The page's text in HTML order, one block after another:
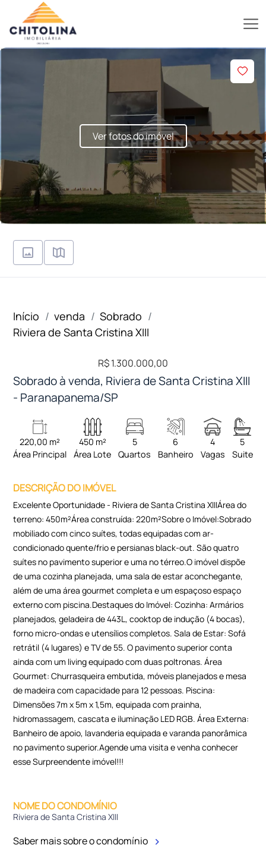
Ver fotos do imóvel
Início venda
Sobrado
Riviera de Santa Cristina XIII
R$ 1.300.000,00
Sobrado à venda, Riviera de Santa Cristina XIII
- Paranapanema/SP
220,00 m²
Área Principal
450 m²
Área Lote
5
Quartos
6
Banheiro
4
Vagas
5
Suite
DESCRIÇÃO DO IMÓVEL
Excelente Oportunidade - Riviera de Santa Cristina XIIIÁrea do
terreno: 450m²Área construída: 220m²Sobre o Imóvel:Sobrado
mobiliado com cinco suítes, todas equipadas com ar-
condicionado quente/frio e persianas black-out. São quatro
suítes no pavimento superior e uma no térreo.O imóvel dispõe
de uma cozinha planejada, uma sala de estar aconchegante,
além de uma área gourmet completa e um espaçoso espaço
externo com piscina.Destaques do Imóvel: Cozinha: Armários
planejados, geladeira de 443L, cooktop de indução (4 bocas),
forno micro-ondas e utensílios completos. Sala de Estar: Sofá
retrátil (4 lugares) e TV de 55. O pavimento superior conta
ainda com um living equipado com duas poltronas. Área
Gourmet: Churrasqueira embutida, móveis planejados e mesa
de madeira com capacidade para 12 pessoas. Piscina:
Dimensões 7m x 5m x 1,5m, equipada com prainha,
hidromassagem, cascata e iluminação LED RGB. Área Externa:
Banheiro de apoio, lavanderia equipada e varanda panorâmica
no pavimento superior.Agende uma visita e venha conhecer
esse Surpreendente imóvel!!!
NOME DO CONDOMÍNIO
Riviera de Santa Cristina XIII
Saber mais sobre o condomínio